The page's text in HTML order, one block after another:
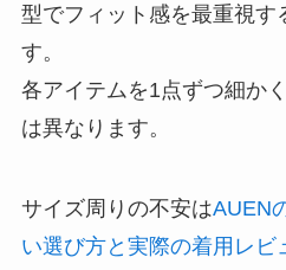
型でフィット感を最重視す
す。
各アイテムを1点ずつ細か
は異なります。
サイズ周りの不安はAUEN
い選び方と実際の着用レビ